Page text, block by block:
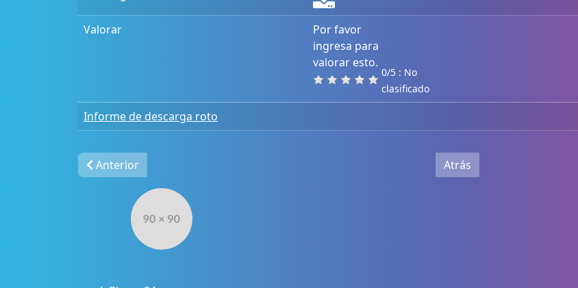
Valorar
Por favor
ingresa para
valorar esto.
0/5 : No
clasificado
Informe de descarga roto
Anterior Atrás